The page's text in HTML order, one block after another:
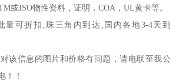
或ISO物性资料，证明，COA ，UL黄卡等。
量可折扣 珠三角内到达 国内各地3-4天到
该信息的图片和价格有问题，请电联至我公
！！